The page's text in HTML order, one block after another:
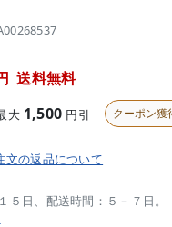
送料無料
大 1,500 円引 クーポン獲
文の返品について
５日、配送時間：５－７日